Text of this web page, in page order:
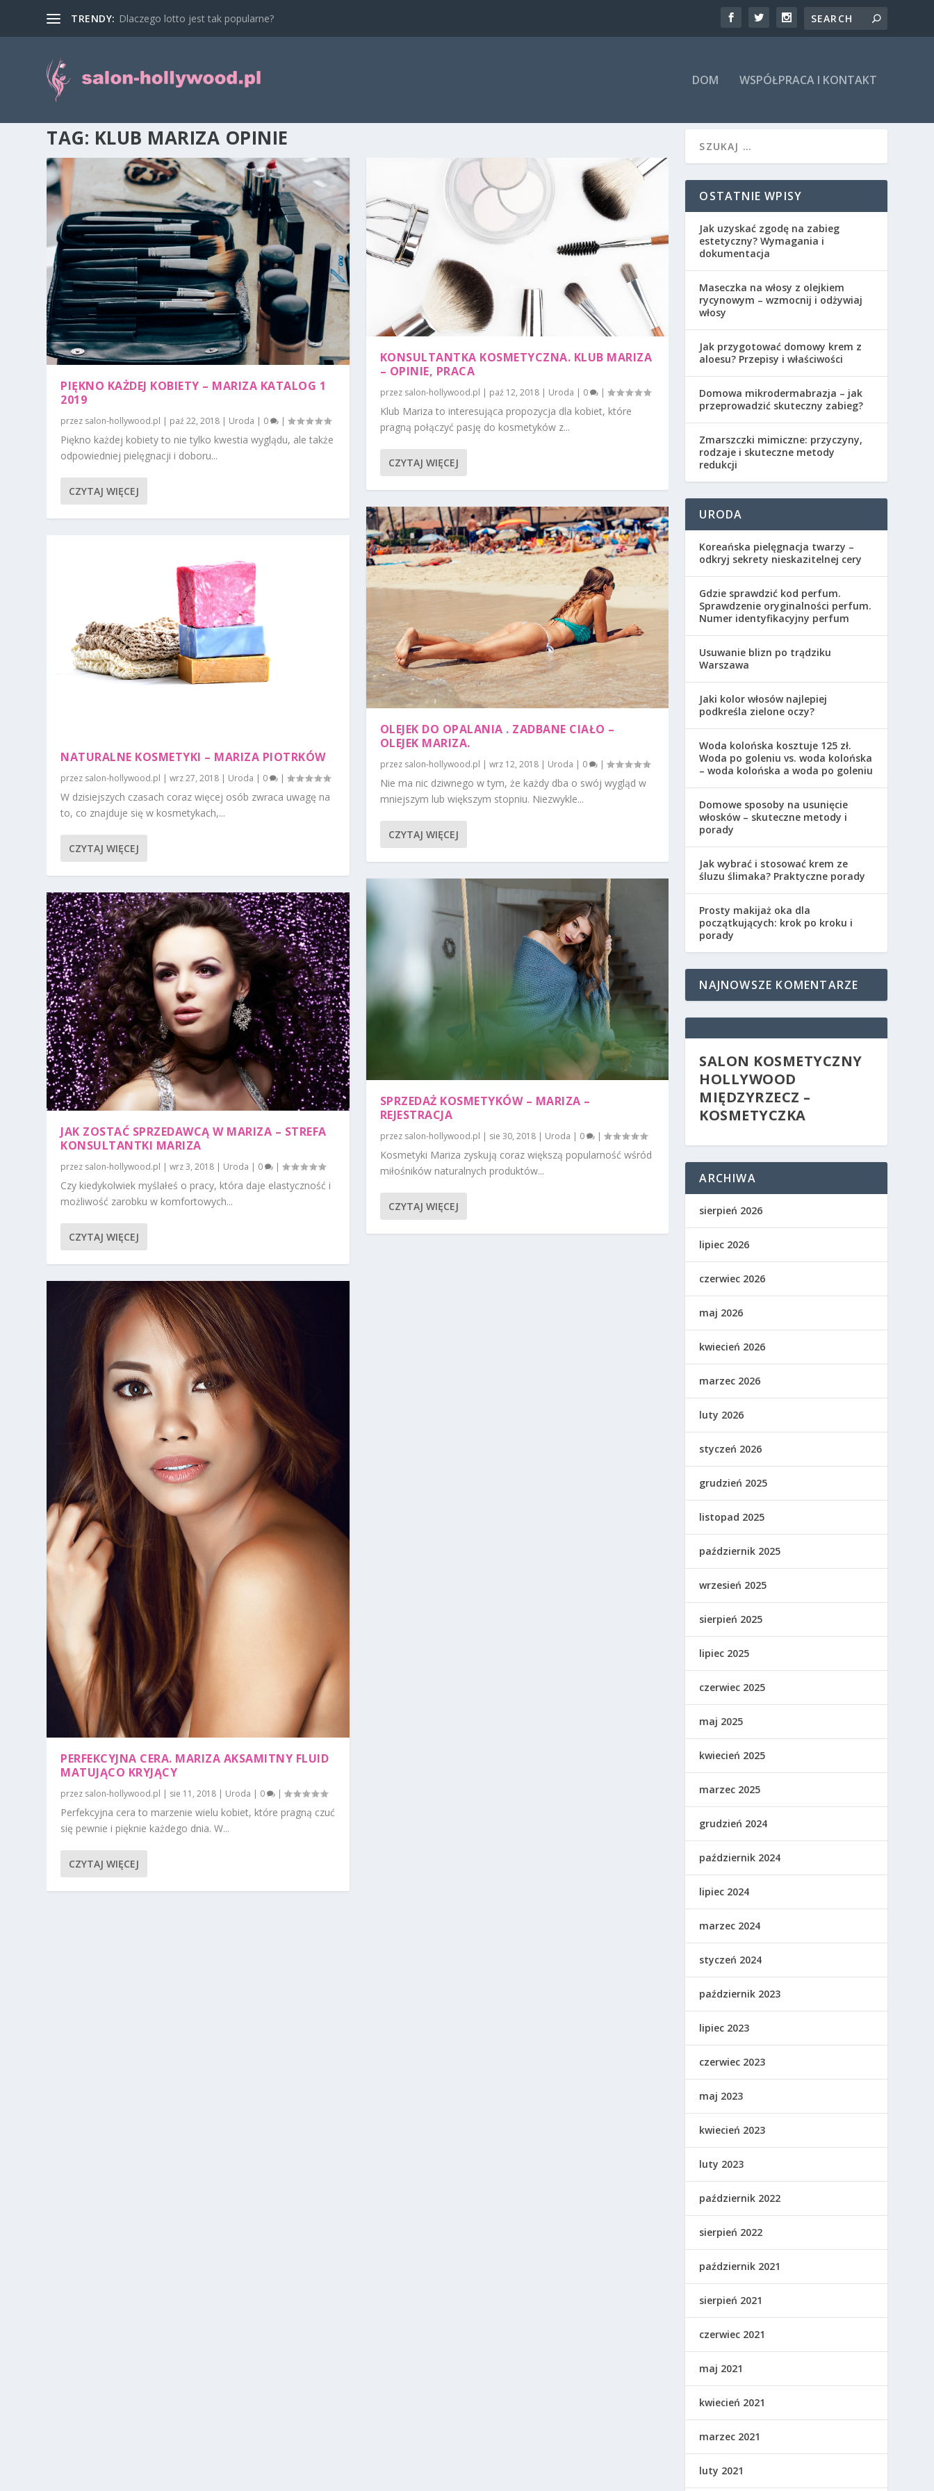
TRENDY: Dlaczego lotto jest tak popularne?
DOM WSPÓŁPRACA I KONTAKT
TAG: KLUB MARIZA OPINIE
PIĘKNO KAŻDEJ KOBIETY – MARIZA KATALOG 1
2019
przez salon-hollywood.pl | paź 22, 2018 | Uroda | 0 |
Piękno każdej kobiety to nie tylko kwestia wyglądu, ale także
odpowiedniej pielęgnacji i doboru...
CZYTAJ WIĘCEJ
NATURALNE KOSMETYKI – MARIZA PIOTRKÓW
przez salon-hollywood.pl |wrz 27, 2018 | Uroda | 0 |
W dzisiejszych czasach coraz więcej osób zwraca uwagę na
to, co znajduje się w kosmetykach,...
CZYTAJ WIĘCEJ
JAK ZOSTAĆ SPRZEDAWCĄ W MARIZA – STREFA
KONSULTANTKI MARIZA
przez salon-hollywood.pl |wrz 3, 2018 | Uroda | 0 |
Czy kiedykolwiek myślałeś o pracy, która daje elastyczność i
możliwość zarobku w komfortowych...
CZYTAJ WIĘCEJ
PERFEKCYJNA CERA. MARIZA AKSAMITNY FLUID
MATUJĄCO KRYJĄCY
przez salon-hollywood.pl | sie 11, 2018 | Uroda | 0 |
Perfekcyjna cera to marzenie wielu kobiet, które pragną czuć
się pewnie i pięknie każdego dnia. W...
CZYTAJ WIĘCEJ
KONSULTANTKA KOSMETYCZNA. KLUB MARIZA
– OPINIE, PRACA
przez salon-hollywood.pl | paź 12, 2018| Uroda | 0 |
Klub Mariza to interesująca propozycja dla kobiet, które
pragną połączyć pasję do kosmetyków z...
CZYTAJ WIĘCEJ
OLEJEK DO OPALANIA . ZADBANE CIAŁO –
OLEJEK MARIZA.
przez salon-hollywood.pl | wrz 12, 2018| Uroda | 0 |
Nie ma nic dziwnego w tym, że każdy dba o swój wygląd w
mniejszym lub większym stopniu. Niezwykle...
CZYTAJ WIĘCEJ
SPRZEDAŻ KOSMETYKÓW – MARIZA –
REJESTRACJA
przez salon-hollywood.pl | sie 30, 2018| Uroda | 0 |
Kosmetyki Mariza zyskują coraz większą popularność wśród
miłośników naturalnych produktów...
CZYTAJ WIĘCEJ
OSTATNIE WPISY
Jak uzyskać zgodę na zabieg
estetyczny? Wymagania i
dokumentacja
Maseczka na włosy z olejkiem
rycynowym – wzmocnij i odżywiaj
włosy
Jak przygotować domowy krem z
aloesu? Przepisy i właściwości
Domowa mikrodermabrazja – jak
przeprowadzić skuteczny zabieg?
Zmarszczki mimiczne: przyczyny,
rodzaje i skuteczne metody
redukcji
URODA
Koreańska pielęgnacja twarzy –
odkryj sekrety nieskazitelnej cery
Gdzie sprawdzić kod perfum.
Sprawdzenie oryginalności perfum.
Numer identyfikacyjny perfum
Usuwanie blizn po trądziku
Warszawa
Jaki kolor włosów najlepiej
podkreśla zielone oczy?
Woda kolońska kosztuje 125 zł.
Woda po goleniu vs. woda kolońska
– woda kolońska a woda po goleniu
Domowe sposoby na usunięcie
włosków – skuteczne metody i
porady
Jak wybrać i stosować krem ze
śluzu ślimaka? Praktyczne porady
Prosty makijaż oka dla
początkujących: krok po kroku i
porady
NAJNOWSZE KOMENTARZE
SALON KOSMETYCZNY
HOLLYWOOD
MIĘDZYRZECZ –
KOSMETYCZKA
ARCHIWA
sierpień 2026
lipiec 2026
czerwiec 2026
maj 2026
kwiecień 2026
marzec 2026
luty 2026
styczeń 2026
grudzień 2025
listopad 2025
październik 2025
wrzesień 2025
sierpień 2025
lipiec 2025
czerwiec 2025
maj 2025
kwiecień 2025
marzec 2025
grudzień 2024
październik 2024
lipiec 2024
marzec 2024
styczeń 2024
październik 2023
lipiec 2023
czerwiec 2023
maj 2023
kwiecień 2023
luty 2023
październik 2022
sierpień 2022
październik 2021
sierpień 2021
czerwiec 2021
maj 2021
kwiecień 2021
marzec 2021
luty 2021